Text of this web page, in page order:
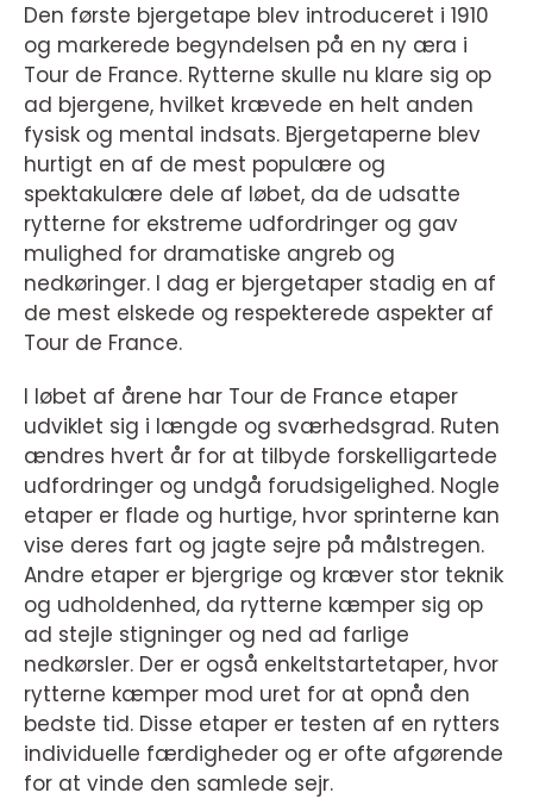
Den første bjergetape blev introduceret i 1910
og markerede begyndelsen på en ny æra i
Tour de France. Rytterne skulle nu klare sig op
ad bjergene, hvilket krævede en helt anden
fysisk og mental indsats. Bjergetaperne blev
hurtigt en af de mest populære og
spektakulære dele af løbet, da de udsatte
rytterne for ekstreme udfordringer og gav
mulighed for dramatiske angreb og
nedkøringer. I dag er bjergetaper stadig en af
de mest elskede og respekterede aspekter af
Tour de France.
I løbet af årene har Tour de France etaper
udviklet sig i længde og sværhedsgrad. Ruten
ændres hvert år for at tilbyde forskelligartede
udfordringer og undgå forudsigelighed. Nogle
etaper er flade og hurtige, hvor sprinterne kan
vise deres fart og jagte sejre på målstregen.
Andre etaper er bjergrige og kræver stor teknik
og udholdenhed, da rytterne kæmper sig op
ad stejle stigninger og ned ad farlige
nedkørsler. Der er også enkeltstartetaper, hvor
rytterne kæmper mod uret for at opnå den
bedste tid. Disse etaper er testen af en rytters
individuelle færdigheder og er ofte afgørende
for at vinde den samlede sejr.